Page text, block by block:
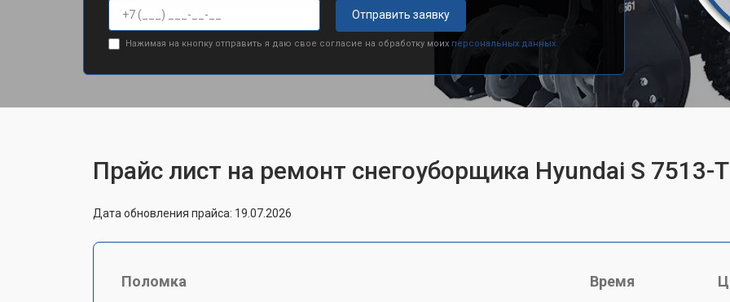
Отправить заявку
Нажимая на кнопку отправить я даю свое согласие на обработку моих персональных данных.
Прайс лист на ремонт снегоуборщика Hyundai S 7513-T
Дата обновления прайса: 19.07.2026
Поломка Время